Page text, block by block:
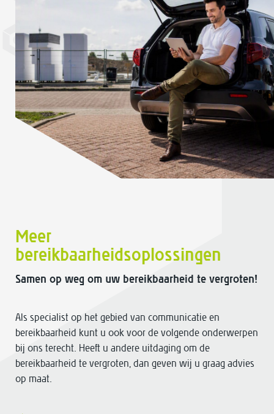
Meer
bereikbaarheidsoplossingen
Samen op weg om uw bereikbaarheid te vergroten!
Als specialist op het gebied van communicatie en
bereikbaarheid kunt u ook voor de volgende onderwerpen
bij ons terecht. Heeft u andere uitdaging om de
bereikbaarheid te vergroten, dan geven wij u graag advies
op maat.